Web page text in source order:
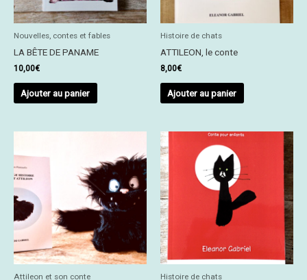
Nouvelles, contes et fables
LA BÊTE DE PANAME
10,00€
Ajouter au panier
Histoire de chats
ATTILEON, le conte
8,00€
Ajouter au panier
Attileon et son conte Histoire de chats